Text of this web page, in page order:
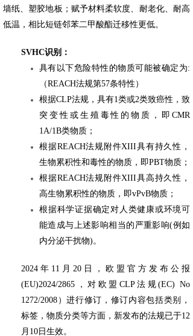
墙纸、塑胶地板；赋予材料柔软度、耐老化、耐高
低温，相比短链邻苯二甲酸酯迁移性更低。
SVHC识别：
具有以下危险特性的物质可能被确定为:
（REACH法规第57条特性）
根据CLP法规，具有1类或2类致癌性，致
突变性或生殖毒性的物质，即CMR
1A/1B类物质；
根据REACH法规附件XIII具有持久性，
生物累积性和毒性的物质，即PBT物质；
根据REACH法规附件XIII具高持久性，
高生物累积性的物质，即vPvB物质；
根据科学证据确定对人类健康或环境可
能造成与上述影响相当的严重影响(例如
内分泌干扰物)。
2024年11月20日，欧盟官方发布公报
(EU)2024/2865，对欧盟CLP法规(EC) No
1272/2008）进行修订，修订内容包括类别，
标签，物质分类等方面，新发布的法规已于12
月10日生效。